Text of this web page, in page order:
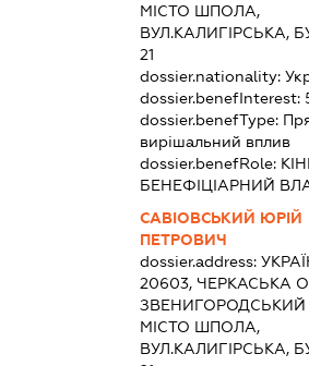
МІСТО ШПОЛА,
ВУЛ.КАЛИГІРСЬКА,
21
dossier.nationality:
dossier.benefInterest:
dossier.benefType:
вирішальний вплив
dossier.benefRole:
БЕНЕФІЦІАРНИЙ
САВІОВСЬКИЙ ЮРІЙ
ПЕТРОВИЧ
dossier.address:
20603, ЧЕРКАСЬКА
ЗВЕНИГОРОДСЬКИЙ
МІСТО ШПОЛА,
ВУЛ.КАЛИГІРСЬКА,